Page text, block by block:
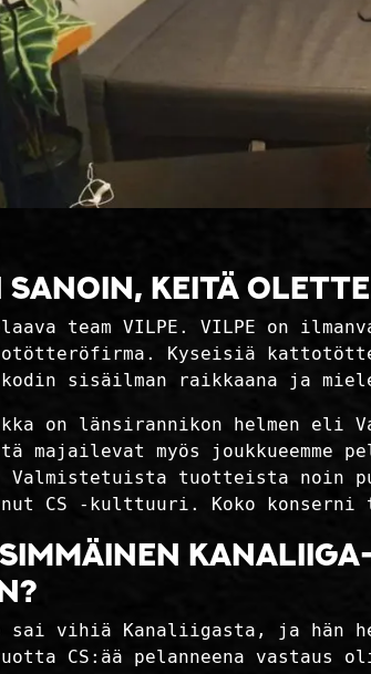
sanoin, keitä
pelaava team VILPE. VILPE
Kyseisiä
sisäilman raikkaana ja
on länsirannikon helmen
majailevat myös joukkueemme
tuotteista noin
CS -kulttuuri. Koko konserni
sai vihiä Kanaliigasta, ja hän
CS:ää pelanneena